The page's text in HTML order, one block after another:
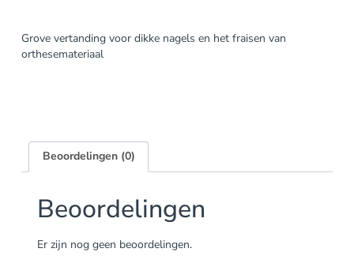
Grove vertanding voor dikke nagels en het fraisen van
orthesemateriaal
Beoordelingen (0)
Beoordelingen
Er zijn nog geen beoordelingen.